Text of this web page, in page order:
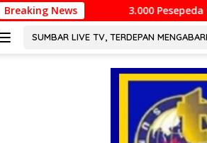
Breaking News
3.000 Pesepeda Meriahkan Gowes HJK
SUMBAR LIVE TV, TERDEPAN